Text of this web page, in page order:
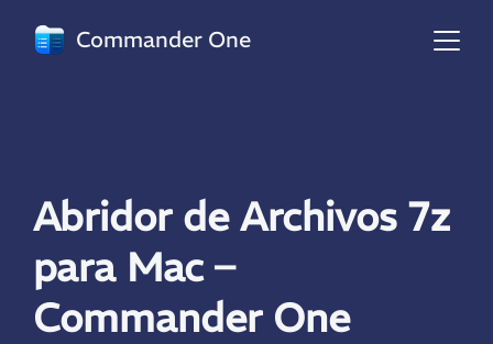
Commander One
Abridor de Archivos 7z
para Mac –
Commander One